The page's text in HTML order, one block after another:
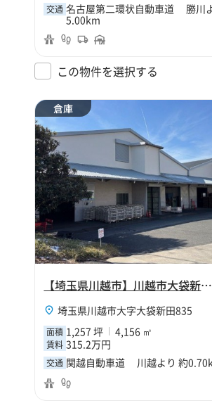
交通 名古屋第二環状自動車道 勝川
5.00km
この物件を選択する
倉庫
【埼玉県川越市】川越市大袋新田1257坪倉庫
埼玉県川越市大字大袋新田835
面積 1,257 坪 4,156 ㎡
賃料 315.2万円
交通 関越自動車道 川越より 約